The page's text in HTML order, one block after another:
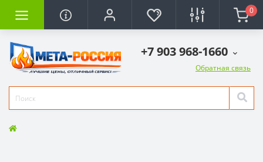
0
+7 903 968-1660
Обратная связь